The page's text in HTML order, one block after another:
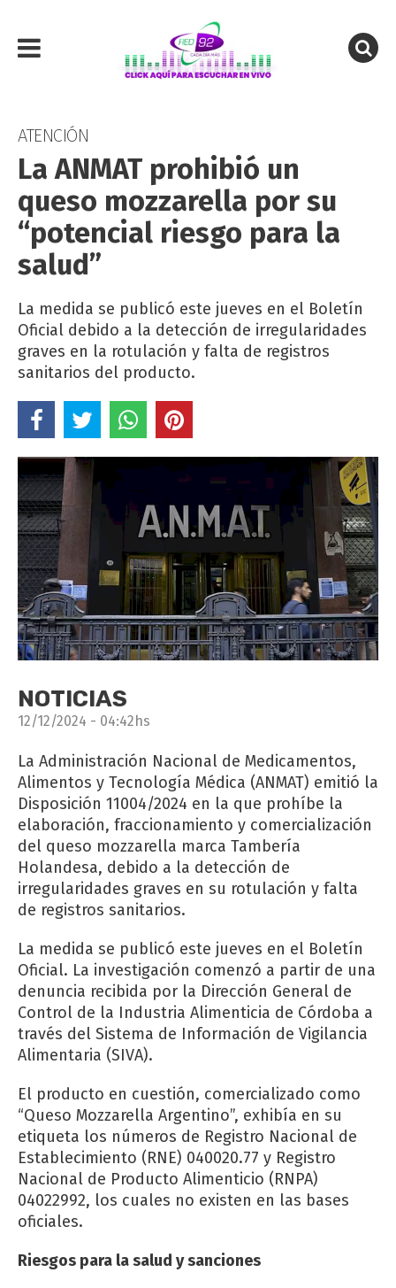
ATENCIÓN
La ANMAT prohibió un
queso mozzarella por su
“potencial riesgo para la
salud”
La medida se publicó este jueves en el Boletín
Oficial debido a la detección de irregularidades
graves en la rotulación y falta de registros
sanitarios del producto.
NOTICIAS
12/12/2024 - 04:42hs
La Administración Nacional de Medicamentos,
Alimentos y Tecnología Médica (ANMAT) emitió la
Disposición 11004/2024 en la que prohíbe la
elaboración, fraccionamiento y comercialización
del queso mozzarella marca Tambería
Holandesa, debido a la detección de
irregularidades graves en su rotulación y falta
de registros sanitarios.
La medida se publicó este jueves en el Boletín
Oficial. La investigación comenzó a partir de una
denuncia recibida por la Dirección General de
Control de la Industria Alimenticia de Córdoba a
través del Sistema de Información de Vigilancia
Alimentaria (SIVA).
El producto en cuestión, comercializado como
“Queso Mozzarella Argentino”, exhibía en su
etiqueta los números de Registro Nacional de
Establecimiento (RNE) 040020.77 y Registro
Nacional de Producto Alimenticio (RNPA)
04022992, los cuales no existen en las bases
oficiales.
Riesgos para la salud y sanciones